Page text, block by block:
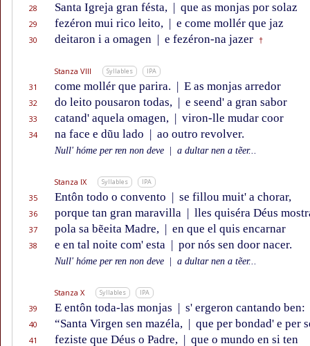
28 Santa Igreja gran fésta, | que as monjas por solaz
29 fezéron mui rico leito, | e come mollér que jaz
30 deitaron i a omagen | e fezéron-na jazer †
Stanza VIII Syllables IPA
31 come mollér que parira. | E as monjas arredor
32 do leito pousaron todas, | e seend' a gran sabor
33 catand' aquela omagen, | viron-lle mudar coor
34 na face e dũu lado | ao outro revolver.
Null' hóme per ren non deve a dultar nen a tẽer...
Stanza IX Syllables IPA
35 Entôn todo o convento | se fillou muit' a chorar,
36 porque tan gran maravilla | lles quiséra Déus
37 pola sa bẽeita Madre, | en que el quis encarnar
38 e en tal noite com' esta | por nós sen door nacer.
Null' hóme per ren non deve a dultar nen a tẽer...
Stanza X Syllables IPA
39 E entôn toda-las monjas | s' ergeron cantando ben:
40 “Santa Virgen sen mazéla, | que per bondad' e per
41 feziste que Déus o Padre, | que o mundo en si ten